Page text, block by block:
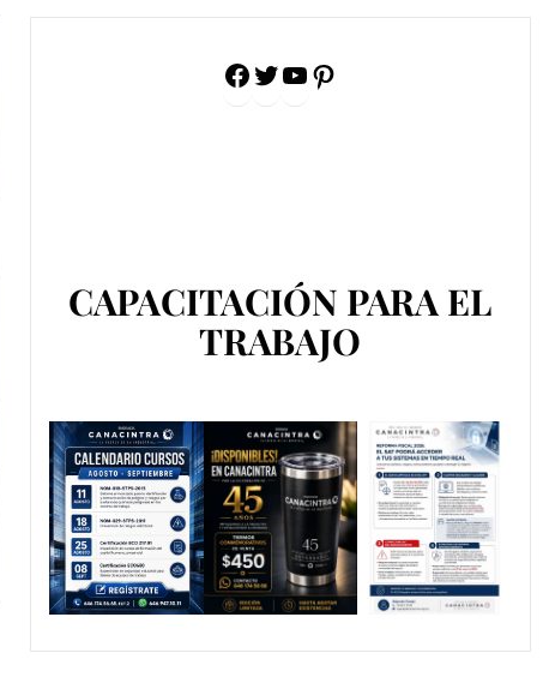
Facebook
Twitter
YouTube
Pinterest
CAPACITACIÓN PARA EL
TRABAJO